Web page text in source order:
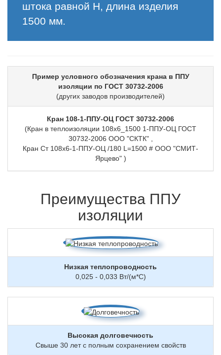
штока равной H, длина изделия
1500 мм.
Пример условного обозначения крана в ППУ
изоляции по ГОСТ 30732-2006
(других заводов производителей)
Кран 108-1-ППУ-ОЦ ГОСТ 30732-2006
(Кран в теплоизоляции 108х6_1500 1-ППУ-ОЦ ГОСТ
30732-2006 ООО "СКТК" ,
Кран Ст 108х6-1-ППУ-ОЦ /180 L=1500 # ООО "СМИТ-
Ярцево" )
Преимущества ППУ
изоляции
Низкая теплопроводность
0,025 - 0,033 Вт/(м*С)
Высокая долговечность
Свыше 30 лет с полным сохранением свойств